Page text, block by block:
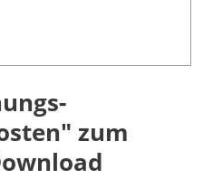
zum